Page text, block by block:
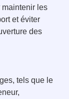
maintenir les
et éviter
des
tels que le